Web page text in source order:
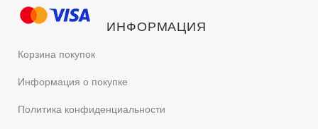
ИНФОРМАЦИЯ
Корзина покупок
Информация о покупке
Политика конфиденциальности